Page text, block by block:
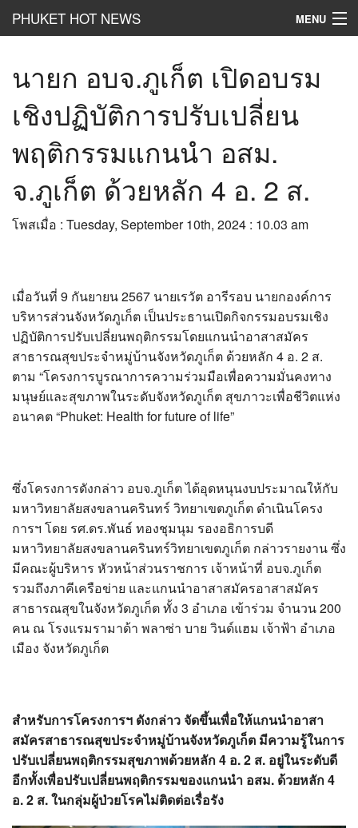
PHUKET HOT NEWS MENU
HotClip
HotList
Hot Gossip
Hot Business
เที่ยว ชิม ช๊อป
PR News
อยากบอกอยากเล่า
?>
นายก อบจ.ภูเก็ต เปิดอบรม
เชิงปฏิบัติการปรับเปลี่ยน
พฤติกรรมแกนนำ อสม.
จ.ภูเก็ต ด้วยหลัก 4 อ. 2 ส.
โพสเมื่อ : Tuesday, September 10th, 2024 : 10.03 am
เมื่อวันที่ 9 กันยายน 2567 นายเรวัต อารีรอบ นายกองค์การ
บริหารส่วนจังหวัดภูเก็ต เป็นประธานเปิดกิจกรรมอบรมเชิง
ปฏิบัติการปรับเปลี่ยนพฤติกรรมโดยแกนนำอาสาสมัคร
สาธารณสุขประจำหมู่บ้านจังหวัดภูเก็ต ด้วยหลัก 4 อ. 2 ส.
ตาม “โครงการบูรณาการความร่วมมือเพื่อความมั่นคงทาง
มนุษย์และสุขภาพในระดับจังหวัดภูเก็ต สุขภาวะเพื่อชีวิตแห่ง
อนาคต “Phuket: Health for future of life”
ซึ่งโครงการดังกล่าว อบจ.ภูเก็ต ได้อุดหนุนงบประมาณให้กับ
มหาวิทยาลัยสงขลานครินทร์ วิทยาเขตภูเก็ต ดำเนินโครง
การฯ โดย รศ.ดร.พันธ์ ทองชุมนุม รองอธิการบดี
มหาวิทยาลัยสงขลานครินทร์วิทยาเขตภูเก็ต กล่าวรายงาน ซึ่ง
มีคณะผู้บริหาร หัวหน้าส่วนราชการ เจ้าหน้าที่ อบจ.ภูเก็ต
รวมถึงภาคีเครือข่าย และแกนนำอาสาสมัครอาสาสมัคร
สาธารณสุขในจังหวัดภูเก็ต ทั้ง 3 อำเภอ เข้าร่วม จำนวน 200
คน ณ โรงแรมรามาด้า พลาซ่า บาย วินด์แฮม เจ้าฟ้า อำเภอ
เมือง จังหวัดภูเก็ต
สำหรับการโครงการฯ ดังกล่าว จัดขึ้นเพื่อให้แกนนำอาสา
สมัครสาธารณสุขประจำหมู่บ้านจังหวัดภูเก็ต มีความรู้ในการ
ปรับเปลี่ยนพฤติกรรมสุขภาพด้วยหลัก 4 อ. 2 ส. อยู่ในระดับดี
อีกทั้งเพื่อปรับเปลี่ยนพฤติกรรมของแกนนำ อสม. ด้วยหลัก 4
อ. 2 ส. ในกลุ่มผู้ป่วยโรคไม่ติดต่อเรื่อรัง